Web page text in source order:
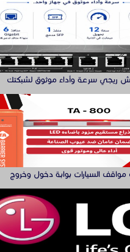
ريجي سرعة وأداء موثوق لشبكتك
مواقف السيارات بوابة دخول وخروج